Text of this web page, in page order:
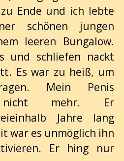
Ende und ich lebte
schönen jungen
leeren Bungalow.
und schliefen nackt
Es war zu heiß, um
Mein Penis
nicht mehr. Er
Jahre lang
war es unmöglich ihn
Er hing nur